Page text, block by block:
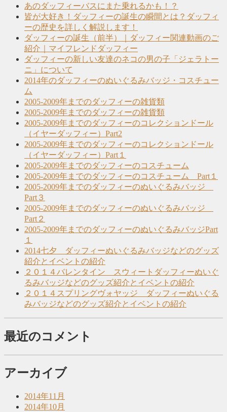
あのダッフィーバスにまた乗れるかも！？
皆が大好き！ダッフィーの誕生の瞬間とは？ダッフィ
ーの歴史を詳しく解説します！
ダッフィーの誕生（前半）｜ダッフィー関連動画のご
紹介｜マイフレンドダッフィー
ダッフィーの新しい友達のネコの男の子「ジェラトー
ニ」について
2014年のダッフィーのぬいぐるみバッジ・コスチュー
ム
2005-2009年までのダッフィーの雑貨類
2005-2009年までのダッフィーの雑貨類
2005-2009年までのダッフィーのコレクションドール
（イヤーダッフィー）Part2
2005-2009年までのダッフィーのコレクションドール
（イヤーダッフィー）Part１
2005-2009年までのダッフィーのコスチューム
2005-2009年までのダッフィーのコスチューム Part１
2005-2009年までのダッフィーのぬいぐるみバッジ
Part３
2005-2009年までのダッフィーのぬいぐるみバッジ
Part２
2005-2009年までのダッフィーのぬいぐるみバッジPart
１
2014七夕 ダッフィーぬいぐるみバッジなどのグッズ
紹介とイベントの紹介
２０１４バレンタイン スウィートダッフィーぬいぐ
るみバッジなどのグッズ紹介とイベントの紹介
２０１４スプリングヴォヤッジ ダッフィーぬいぐる
みバッジなどのグッズ紹介とイベントの紹介
最近のコメント
アーカイブ
2014年11月
2014年10月